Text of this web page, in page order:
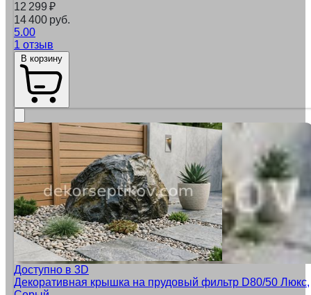
12 299 ₽
14 400 руб.
5.00
1 отзыв
Доступно в 3D
Декоративная крышка на прудовый фильтр D80/50 Люкс,